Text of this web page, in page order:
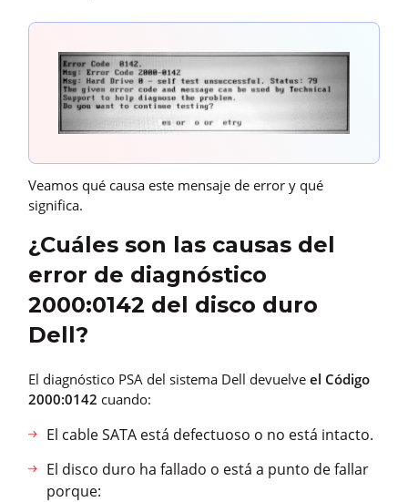
Veamos qué causa este mensaje de error y qué
significa.
¿Cuáles son las causas del
error de diagnóstico
2000:0142 del disco duro
Dell?
El diagnóstico PSA del sistema Dell devuelve el Código
2000:0142 cuando:
El cable SATA está defectuoso o no está intacto.
El disco duro ha fallado o está a punto de fallar
porque: